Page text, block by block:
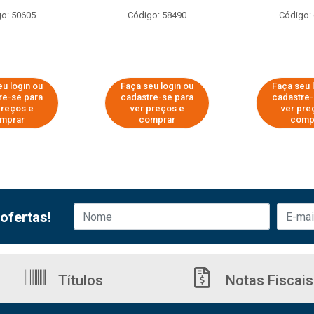
50605
login ou
se para
e
Código: 58490
Faça seu login ou
cadastre-se para
ver preços e
comprar
Código:
Faça seu
ver
Títulos Notas Fiscais